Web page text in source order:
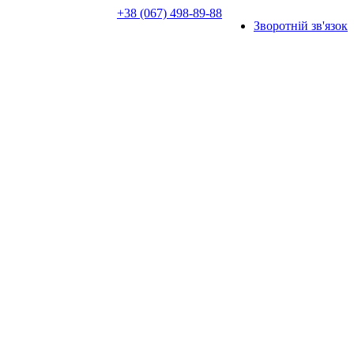
+38 (067) 498-89-88
Зворотній зв'язок